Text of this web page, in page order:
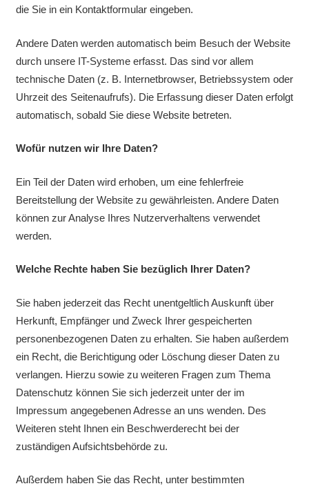
die Sie in ein Kontaktformular eingeben.
Andere Daten werden automatisch beim Besuch der Website
durch unsere IT-Systeme erfasst. Das sind vor allem
technische Daten (z. B. Internetbrowser, Betriebssystem oder
Uhrzeit des Seitenaufrufs). Die Erfassung dieser Daten erfolgt
automatisch, sobald Sie diese Website betreten.
Wofür nutzen wir Ihre Daten?
Ein Teil der Daten wird erhoben, um eine fehlerfreie
Bereitstellung der Website zu gewährleisten. Andere Daten
können zur Analyse Ihres Nutzerverhaltens verwendet
werden.
Welche Rechte haben Sie bezüglich Ihrer Daten?
Sie haben jederzeit das Recht unentgeltlich Auskunft über
Herkunft, Empfänger und Zweck Ihrer gespeicherten
personenbezogenen Daten zu erhalten. Sie haben außerdem
ein Recht, die Berichtigung oder Löschung dieser Daten zu
verlangen. Hierzu sowie zu weiteren Fragen zum Thema
Datenschutz können Sie sich jederzeit unter der im
Impressum angegebenen Adresse an uns wenden. Des
Weiteren steht Ihnen ein Beschwerderecht bei der
zuständigen Aufsichtsbehörde zu.
Außerdem haben Sie das Recht, unter bestimmten